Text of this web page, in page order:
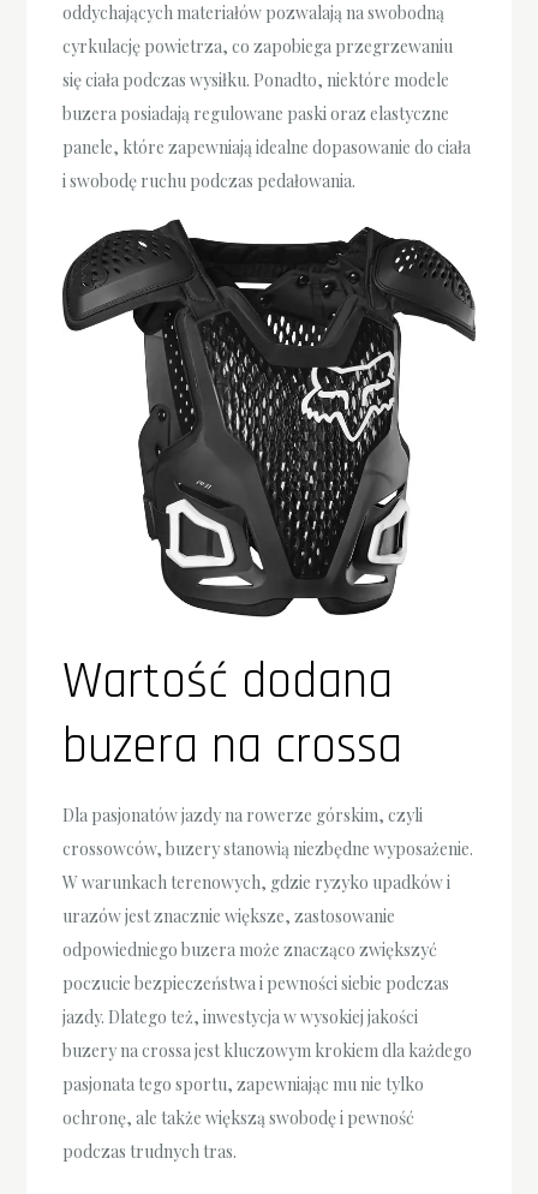
oddychających materiałów pozwalają na swobodną
cyrkulację powietrza, co zapobiega przegrzewaniu
się ciała podczas wysiłku. Ponadto, niektóre modele
buzera posiadają regulowane paski oraz elastyczne
panele, które zapewniają idealne dopasowanie do ciała
i swobodę ruchu podczas pedałowania.
Wartość dodana
buzera na crossa
Dla pasjonatów jazdy na rowerze górskim, czyli
crossowców, buzery stanowią niezbędne wyposażenie.
W warunkach terenowych, gdzie ryzyko upadków i
urazów jest znacznie większe, zastosowanie
odpowiedniego buzera może znacząco zwiększyć
poczucie bezpieczeństwa i pewności siebie podczas
jazdy. Dlatego też, inwestycja w wysokiej jakości
buzery na crossa jest kluczowym krokiem dla każdego
pasjonata tego sportu, zapewniając mu nie tylko
ochronę, ale także większą swobodę i pewność
podczas trudnych tras.